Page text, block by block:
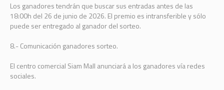
Los ganadores tendrán que buscar sus entradas antes de las
18:00h del 26 de junio de 2026. El premio es intransferible y sólo
puede ser entregado al ganador del sorteo.
8.- Comunicación ganadores sorteo.
El centro comercial Siam Mall anunciará a los ganadores vía redes
sociales.